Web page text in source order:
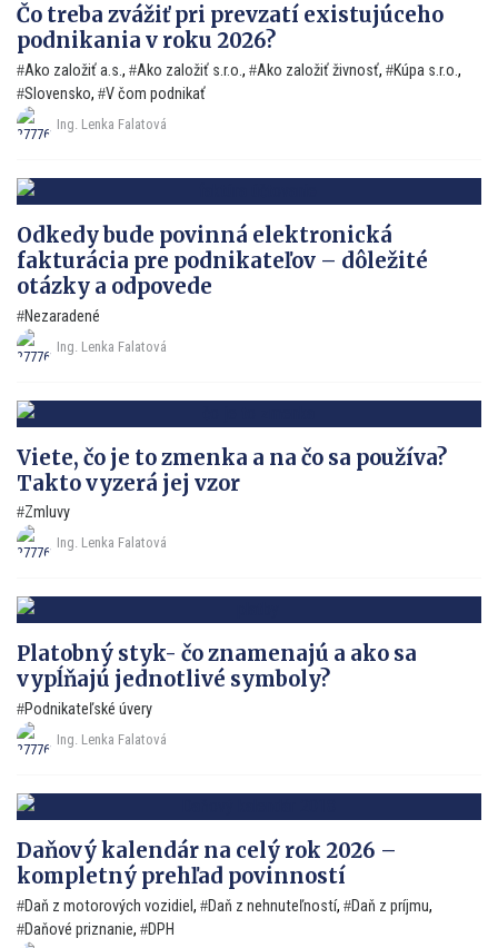
Čo treba zvážiť pri prevzatí existujúceho
podnikania v roku 2026?
Ako založiť a.s., Ako založiť s.r.o., Ako založiť živnosť, Kúpa s.r.o.,
Slovensko, V čom podnikať
Ing. Lenka Falatová
Odkedy bude povinná elektronická
fakturácia pre podnikateľov – dôležité
otázky a odpovede
Nezaradené
Ing. Lenka Falatová
Viete, čo je to zmenka a na čo sa používa?
Takto vyzerá jej vzor
Zmluvy
Ing. Lenka Falatová
Platobný styk- čo znamenajú a ako sa
vypĺňajú jednotlivé symboly?
Podnikateľské úvery
Ing. Lenka Falatová
Daňový kalendár na celý rok 2026 –
kompletný prehľad povinností
Daň z motorových vozidiel , Daň z nehnuteľností, Daň z príjmu,
Daňové priznanie, DPH